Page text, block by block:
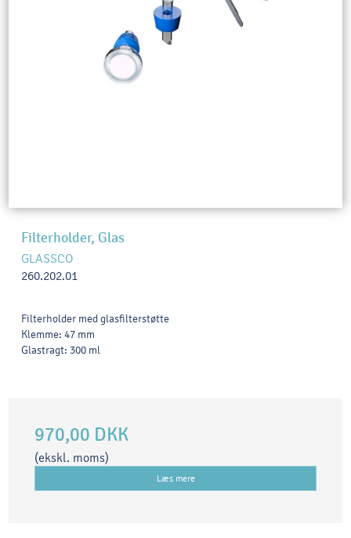
Filterholder, Glas
GLASSCO
260.202.01
Filterholder med glasfilterstøtte
Klemme: 47 mm
Glastragt: 300 ml
970,00 DKK
(ekskl. moms)
Læs mere